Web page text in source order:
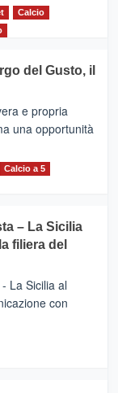
Calcio
del Gusto, il
e propria
una opportunità
Calcio a 5
– La Sicilia
filiera del
La Sicilia al
con